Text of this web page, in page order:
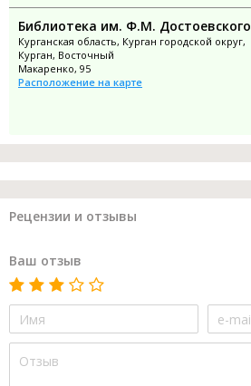
Библиотека им. Ф.М. Достоевского
Курганская область, Курган городской округ,
Курган, Восточный
Макаренко, 95
Расположение на карте
Рецензии и отзывы
Ваш отзыв